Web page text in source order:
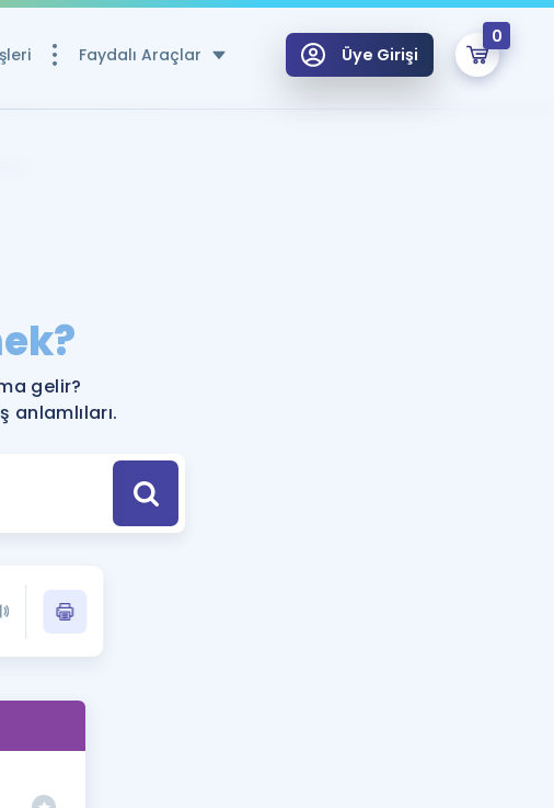
Faydalı Araçlar
Puan Hesaplama Aracı
Hazırlananlar için Öneriler
Sınavları Tek Takvimde
Tüm Sınavlarla İlgili Haberler
Gramer
Üye Girişi
0
Remzi Hoca ile seni sınava hazırlayacak onlarca eğitim seni bekliyor!
gelir?